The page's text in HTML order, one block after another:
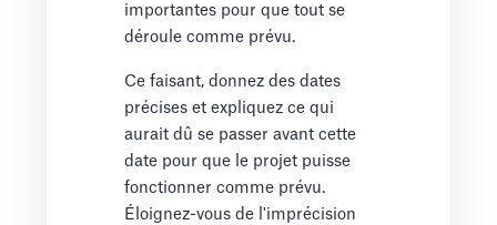
importantes pour que tout se
déroule comme prévu.
Ce faisant, donnez des dates
précises et expliquez ce qui
aurait dû se passer avant cette
date pour que le projet puisse
fonctionner comme prévu.
Éloignez-vous de l'imprécision